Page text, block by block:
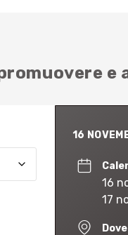
e
16
16
17
Dove